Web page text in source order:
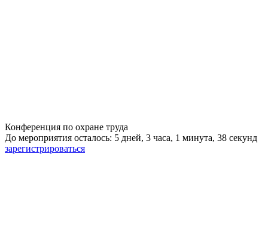
Конференция по охране труда
До мероприятия осталось: 5 дней, 3 часа, 1 минута, 38 секунд
зарегистрироваться